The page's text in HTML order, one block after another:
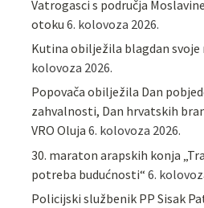
Vatrogasci s područja
otoku 6. kolovoza 2026.
Kutina obilježila blagdan
kolovoza 2026.
Popovača obilježila Dan
zahvalnosti, Dan hrvatskih
VRO Oluja 6. kolovoza 2026.
30. maraton arapskih konja
potreba budućnosti“ 6.
Policijski službenik PP Sisak